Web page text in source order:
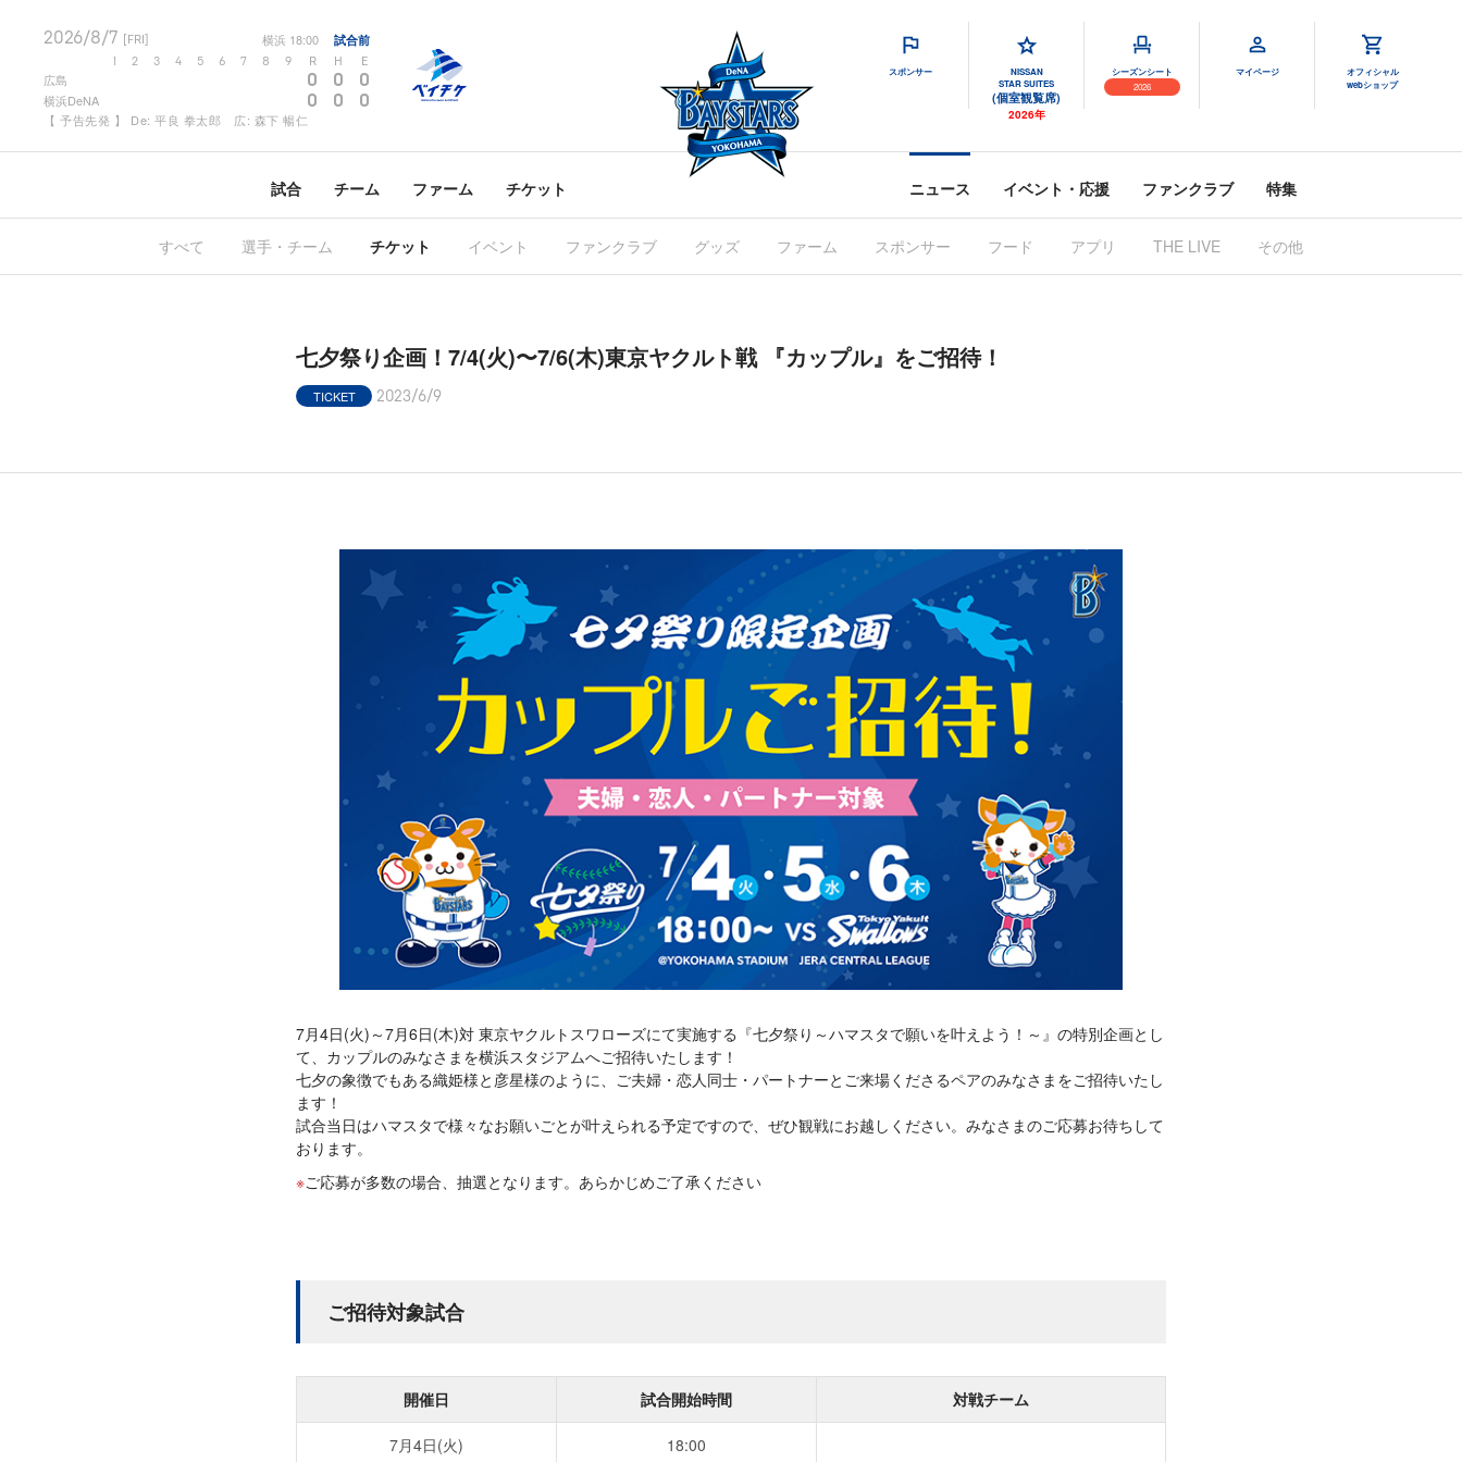
2026/8/7 [FRI] 横浜 18:00 試合前
2 3 4 5 6 7 8 9 R H E
広島 0 0 0
横浜DeNA 0 0 0
【 予告先発 】 De: 平良 拳太郎 広: 森下 暢仁
スポンサー
NISSAN
STAR SUITES
(個室観覧席)
2026年
シーズンシート
2026
マイページ
オフィシャル
webショップ
試合 チーム ファーム チケット ニュース イベント・応援 ファンクラブ 特集
すべて 選手・チーム チケット イベント ファンクラブ グッズ ファーム スポンサー フード アプリ THE LIVE その他
七夕祭り企画！7/4(火)〜7/6(木)東京ヤクルト戦 『カップル』をご招待！
TICKET 2023/6/9
7月4日(火)～7月6日(木)対 東京ヤクルトスワローズにて実施する『七夕祭り～ハマスタで願いを叶えよう！～』の特別企画とし
て、カップルのみなさまを横浜スタジアムへご招待いたします！
七夕の象徴でもある織姫様と彦星様のように、ご夫婦・恋人同士・パートナーとご来場くださるペアのみなさまをご招待いたし
ます！
試合当日はハマスタで様々なお願いごとが叶えられる予定ですので、ぜひ観戦にお越しください。みなさまのご応募お待ちして
おります。
ご応募が多数の場合、抽選となります。あらかじめご了承ください
ご招待対象試合
開催日 試合開始時間 対戦チーム
7月4日(火) 18:00